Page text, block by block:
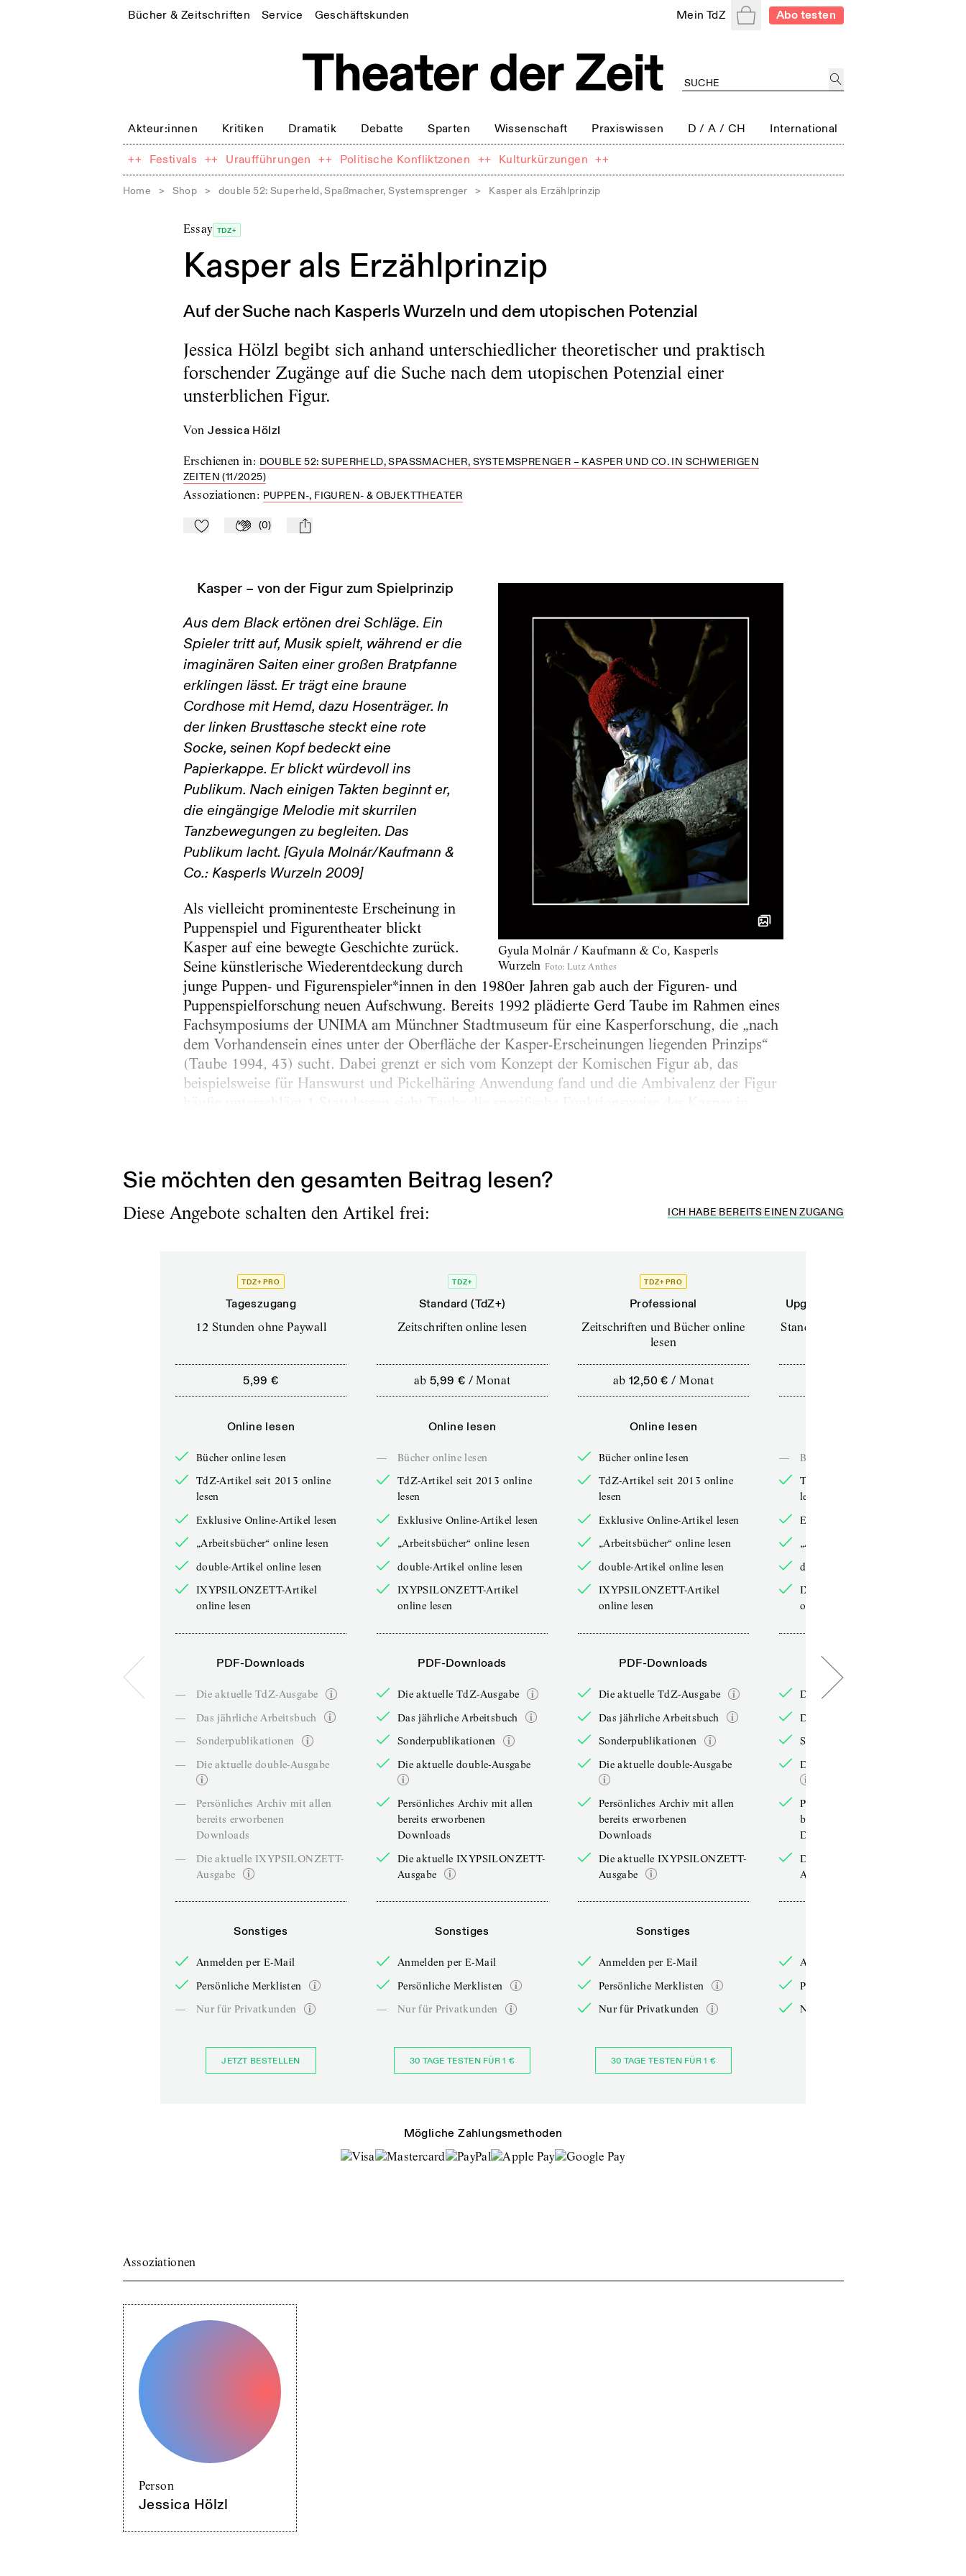
Bücher & Zeitschriften Service Geschäftskunden Mein TdZ WarenkorbAbo testen
Akteur:innen Kritiken Dramatik Debatte Sparten Wissenschaft Praxiswissen D / A / CH International
++ Festivals ++ Uraufführungen ++ Politische Konfliktzonen ++ Kulturkürzungen ++
Home > Shop > double 52: Superheld, Spaßmacher, Systemsprenger > Kasper als Erzählprinzip
Essay TDZ+
Kasper als Erzählprinzip
Auf der Suche nach Kasperls Wurzeln und dem utopischen Potenzial
Jessica Hölzl begibt sich anhand unterschiedlicher theoretischer und praktisch
forschender Zugänge auf die Suche nach dem utopischen Potenzial einer
unsterblichen Figur.
von Jessica Hölzl
Erschienen in: DOUBLE 52: SUPERHELD, SPASSMACHER, SYSTEMSPRENGER – KASPER UND CO. IN SCHWIERIGEN Z
EITEN (11/2025)
Assoziationen: PUPPEN-, FIGUREN- & OBJEKTTHEATER
Zu Mein-TdZ hinzufügen
Applaudieren
(0) mail
Gyula Molnár / Kaufmann & Co, Kasperls
Wurzeln Foto: Lutz Anthes
Kasper – von der Figur zum Spielprinzip
Aus dem Black ertönen drei Schläge. Ein
Spieler tritt auf, Musik spielt, während er die
imaginären Saiten einer großen Bratpfanne
erklingen lässt. Er trägt eine braune
Cordhose mit Hemd, dazu Hosenträger. In
der linken Brusttasche steckt eine rote
Socke, seinen Kopf bedeckt eine
Papierkappe. Er blickt würdevoll ins
Publikum. Nach einigen Takten beginnt er,
die eingängige Melodie mit skurrilen
Tanzbewegungen zu begleiten. Das
Publikum lacht. [Gyula Molnár/Kaufmann &
Co.: Kasperls Wurzeln 2009]
Als vielleicht prominenteste Erscheinung in
Puppenspiel und Figurentheater blickt
Kasper auf eine bewegte Geschichte zurück.
Seine künstlerische Wiederentdeckung durch
junge Puppen- und Figurenspieler*innen in den 1980er Jahren gab auch der Figuren- und
Puppenspielforschung neuen Aufschwung. Bereits 1992 plädierte Gerd Taube im Rahmen eines
Fachsymposiums der UNIMA am Münchner Stadtmuseum für eine Kasperforschung, die „nach
dem Vorhandensein eines unter der Oberfläche der Kasper-Erscheinungen liegenden Prinzips“
(Taube 1994, 43) sucht. Dabei grenzt er sich vom Konzept der Komischen Figur ab, das
beispielsweise für Hanswurst und Pickelhäring Anwendung fand und die Ambivalenz der Figur
Sie möchten den gesamten Beitrag lesen?
Diese Angebote schalten den Artikel frei: ICH HABE BEREITS EINEN ZUGANG
TDZ+ PRO
Tageszugang
12 Stunden ohne Paywall
5,99 €
Online lesen
Bücher online lesen
TdZ-Artikel seit 2013 online
lesen
Exklusive Online-Artikel lesen
„Arbeitsbücher“ online lesen
double-Artikel online lesen
IXYPSILONZETT-Artikel
online lesen
PDF-Downloads
—
Die aktuelle TdZ-Ausgabe
—
Das jährliche Arbeitsbuch
—
Sonderpublikationen
—
Die aktuelle double-Ausgabe
—
Persönliches Archiv mit allen
bereits erworbenen
Downloads
—
Die aktuelle IXYPSILONZETT-
Ausgabe
Sonstiges
Anmelden per E-Mail
Persönliche Merklisten
—
Nur für Privatkunden
JETZT BESTELLEN
TDZ+
Standard (TdZ+)
Zeitschriften online lesen
ab 5,99 € /Monat
Online lesen
—
Bücher online lesen
TdZ-Artikel seit 2013 online
lesen
Exklusive Online-Artikel lesen
„Arbeitsbücher“ online lesen
double-Artikel online lesen
IXYPSILONZETT-Artikel
online lesen
PDF-Downloads
Die aktuelle TdZ-Ausgabe
Das jährliche Arbeitsbuch
Sonderpublikationen
Die aktuelle double-Ausgabe
Persönliches Archiv mit allen
bereits erworbenen
Downloads
Die aktuelle IXYPSILONZETT-
Ausgabe
Sonstiges
Anmelden per E-Mail
Persönliche Merklisten
—
Nur für Privatkunden
30 TAGE TESTEN FÜR 1 €
TDZ+ PRO
Professional
Zeitschriften und Bücher online
lesen
ab 12,50 € /Monat
Online lesen
Bücher online lesen
TdZ-Artikel seit 2013 online
lesen
Exklusive Online-Artikel lesen
„Arbeitsbücher“ online lesen
double-Artikel online lesen
IXYPSILONZETT-Artikel
online lesen
PDF-Downloads
Die aktuelle TdZ-Ausgabe
Das jährliche Arbeitsbuch
Sonderpublikationen
Die aktuelle double-Ausgabe
Persönliches Archiv mit allen
bereits erworbenen
Downloads
Die aktuelle IXYPSILONZETT-
Ausgabe
Sonstiges
Anmelden per E-Mail
Persönliche Merklisten
Nur für Privatkunden
30 TAGE TESTEN FÜR 1 €
Upgrade für Printabonnenten
Standard (TdZ+) – Zeitschriften
—
Bücher online lesen
TdZ-Artikel seit 2013 online
lesen
Exklusive Online-Artikel lesen
„Arbeitsbücher“ online lesen
double-Artikel online lesen
IXYPSILONZETT-Artikel
online lesen
PDF-Downloads
Die aktuelle TdZ-Ausgabe
Das jährliche Arbeitsbuch
Sonderpublikationen
Die aktuelle double-Ausgabe
Persönliches Archiv mit allen
bereits erworbenen
Downloads
Die aktuelle IXYPSILONZETT-
Ausgabe
Anmelden per E-Mail
Persönliche Merklisten
Nur für Privatkunden
Mögliche Zahlungsmethoden
Assoziationen
Person
Jessica Hölzl